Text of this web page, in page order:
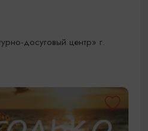
досуговый центр» г.